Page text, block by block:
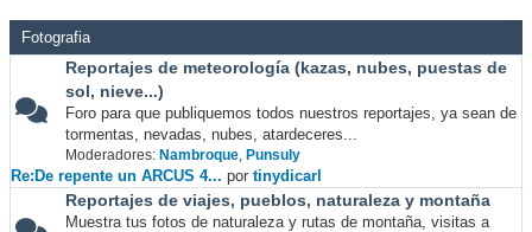
Fotografia
Reportajes de meteorología (kazas, nubes, puestas de
sol, nieve...)
Foro para que publiquemos todos nuestros reportajes, ya sean de
tormentas, nevadas, nubes, atardeceres...
Moderadores: Nambroque, Punsuly
Re:De repente un ARCUS 4... por tinydicarl
Reportajes de viajes, pueblos, naturaleza y montaña
Muestra tus fotos de naturaleza y rutas de montaña, visitas a